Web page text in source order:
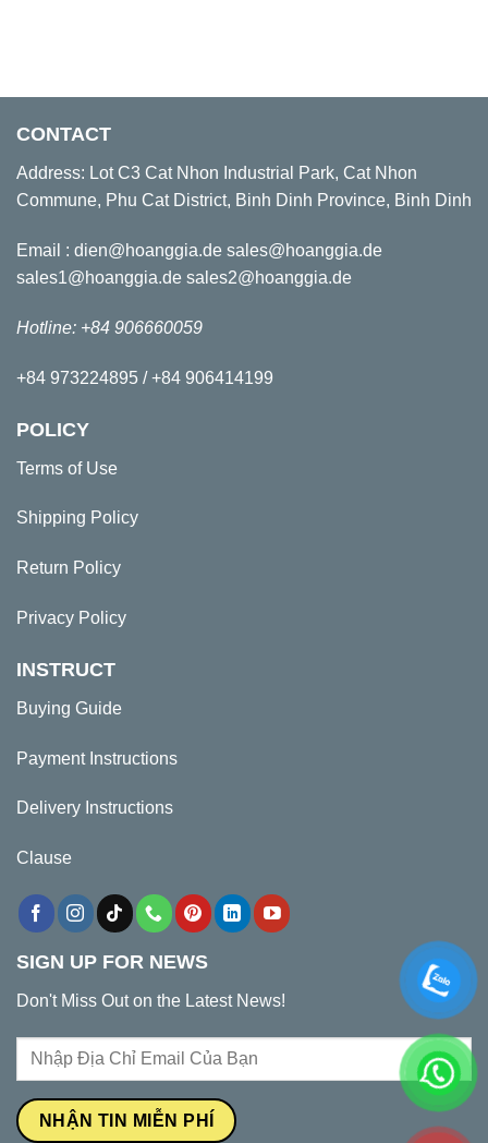
CONTACT
Address: Lot C3 Cat Nhon Industrial Park, Cat Nhon
Commune, Phu Cat District, Binh Dinh Province, Binh Dinh
Email : dien@hoanggia.de sales@hoanggia.de
sales1@hoanggia.de sales2@hoanggia.de
Hotline: +84 906660059
+84 973224895 / +84 906414199
POLICY
Terms of Use
Shipping Policy
Return Policy
Privacy Policy
INSTRUCT
Buying Guide
Payment Instructions
Delivery Instructions
Clause
SIGN UP FOR NEWS
Don't Miss Out on the Latest News!